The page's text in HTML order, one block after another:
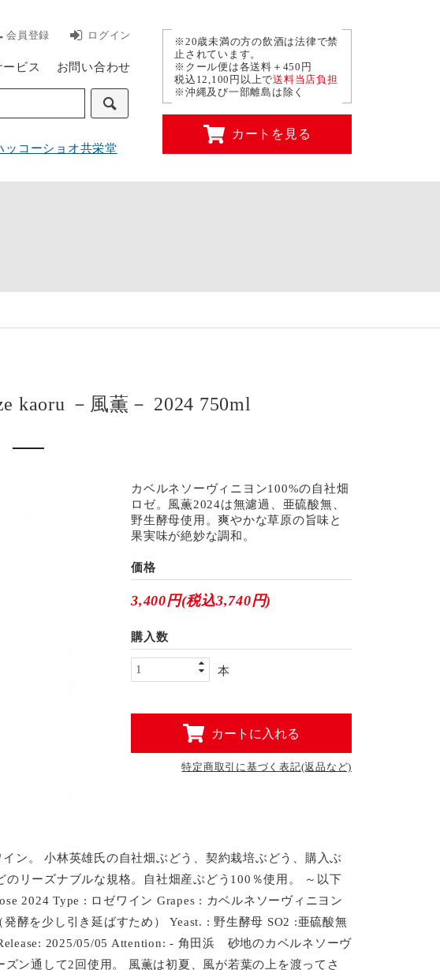
会員登録 ログイン
ビス お問い合わせ
※20歳未満の方の飲酒は法律で禁
止されています。
※クール便は各送料＋450円
税込12,100円以上で送料当店負担
※沖縄及び一部離島は除く
カートを見る
ッコーショオ共栄堂
kaoru －風薫－ 2024 750ml
カベルネソーヴィニヨン100%の自社畑
ロゼ。風薫2024は無濾過、亜硫酸無、
野生酵母使用。爽やかな草原の旨味と
果実味が絶妙な調和。
価格
3,400円(税込3,740円)
購入数
本
カートに入れる
特定商取引に基づく表記(返品など)
ン。 小林英雄氏の自社畑ぶどう、契約栽培ぶどう、購入ぶ
リーズナブルな規格。自社畑産ぶどう100％使用。 ～以下
2024 Type : ロゼワイン Grapes : カベルネソーヴィニヨン
酵を少し引き延ばすため） Yeast. : 野生酵母 SO2 :亜硫酸無
2025/05/05 Attention: - 角田浜 砂地のカベルネソーヴ
ン通して2回使用。 風薫は初夏、風が若葉の上を渡ってさ